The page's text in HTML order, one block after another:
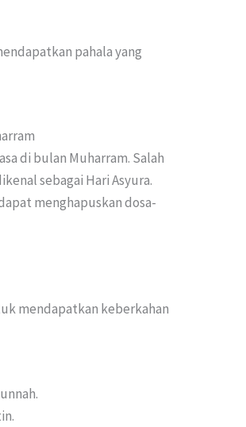
pahala yang
di bulan Muharram. Salah
sebagai Hari Asyura.
menghapuskan dosa-
mendapatkan keberkahan